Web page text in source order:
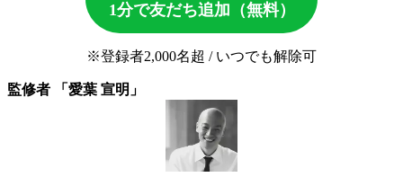
1分で友だち追加（無料）
※登録者2,000名超 / いつでも解除可
監修者 「愛葉 宣明」